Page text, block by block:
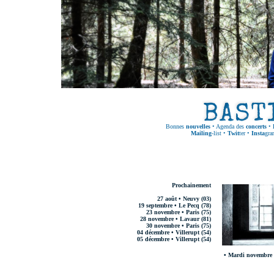
Bonnes nouvelles • Agenda des concerts •
Mailing-list• Twitter• Insta
Prochainement
27 août • Neuvy (03)
19 septembre • Le Pecq (78)
23 novembre • Paris (75)
28 novembre • Lavaur (81)
30 novembre • Paris (75)
04 décembre • Villerupt (54)
05 décembre • Villerupt (54)
• Mardi novembre